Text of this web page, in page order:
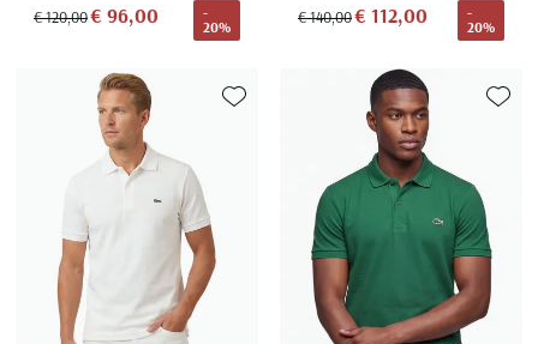
€ 120,00€ 96,00
-
20%
€ 140,00€ 112,00
-
20%
Toevoegen aan favorieten